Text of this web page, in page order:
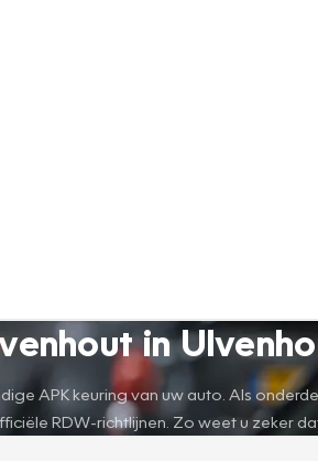
in
APK keuring van uw auto. Als
RDW-richtlijnen. Zo weet u zeker